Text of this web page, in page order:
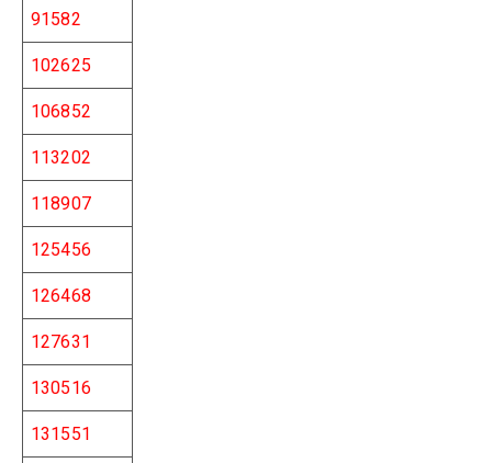
91582
102625
106852
113202
118907
125456
126468
127631
130516
131551